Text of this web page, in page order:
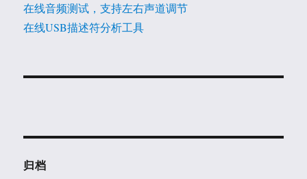
在线音频测试，支持左右声道调节
在线USB描述符分析工具
归档